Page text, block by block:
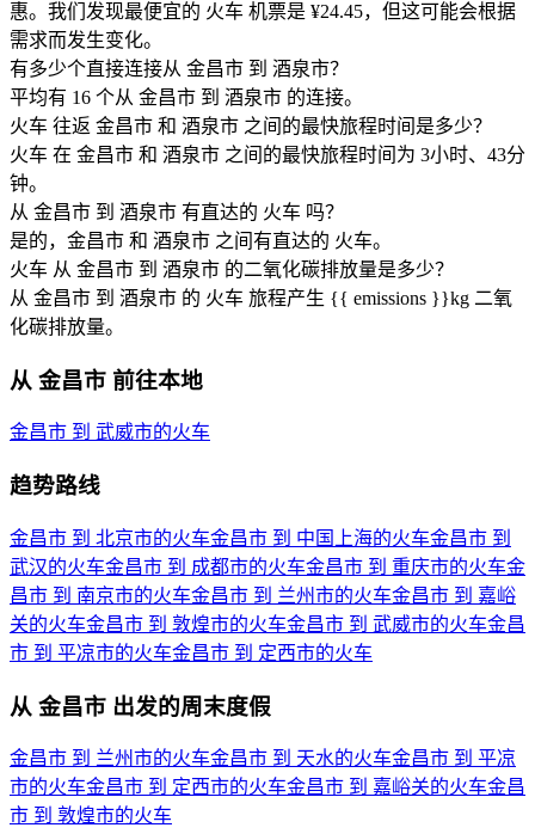
惠。我们发现最便宜的 火车 机票是 ¥24.45，但这可能会根据
需求而发生变化。
有多少个直接连接从 金昌市 到 酒泉市？
平均有 16 个从 金昌市 到 酒泉市 的连接。
火车 往返 金昌市 和 酒泉市 之间的最快旅程时间是多少？
火车 在 金昌市 和 酒泉市 之间的最快旅程时间为 3小时、43分
钟。
从 金昌市 到 酒泉市 有直达的 火车 吗？
是的，金昌市 和 酒泉市 之间有直达的 火车。
火车 从 金昌市 到 酒泉市 的二氧化碳排放量是多少？
从 金昌市 到 酒泉市 的 火车 旅程产生 {{ emissions }}kg 二氧
化碳排放量。
从 金昌市 前往本地
金昌市 到 武威市的火车
趋势路线
金昌市 到 北京市的火车金昌市 到 中国上海的火车金昌市 到
武汉的火车金昌市 到 成都市的火车金昌市 到 重庆市的火车金
昌市 到 南京市的火车金昌市 到 兰州市的火车金昌市 到 嘉峪
关的火车金昌市 到 敦煌市的火车金昌市 到 武威市的火车金昌
市 到 平凉市的火车金昌市 到 定西市的火车
从 金昌市 出发的周末度假
金昌市 到 兰州市的火车金昌市 到 天水的火车金昌市 到 平凉
市的火车金昌市 到 定西市的火车金昌市 到 嘉峪关的火车金昌
市 到 敦煌市的火车